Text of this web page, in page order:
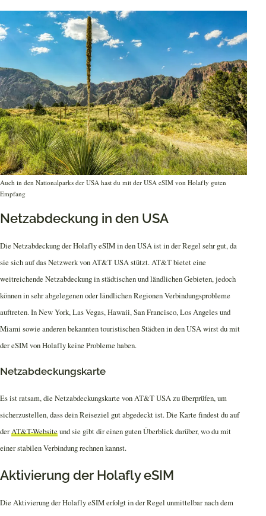
Auch in den Nationalparks der USA hast du mit der USA eSIM von Holafly guten
Empfang
Netzabdeckung in den USA
Die Netzabdeckung der Holafly eSIM in den USA ist in der Regel sehr gut, da
sie sich auf das Netzwerk von AT&T USA stützt. AT&T bietet eine
weitreichende Netzabdeckung in städtischen und ländlichen Gebieten, jedoch
können in sehr abgelegenen oder ländlichen Regionen Verbindungsprobleme
auftreten. In New York, Las Vegas, Hawaii, San Francisco, Los Angeles und
Miami sowie anderen bekannten touristischen Städten in den USA wirst du mit
der eSIM von Holafly keine Probleme haben.
Netzabdeckungskarte
Es ist ratsam, die Netzabdeckungskarte von AT&T USA zu überprüfen, um
sicherzustellen, dass dein Reiseziel gut abgedeckt ist. Die Karte findest du auf
derAT&T-Websiteund sie gibt dir einen guten Überblick darüber, wo du mit
einer stabilen Verbindung rechnen kannst.
Aktivierung der Holafly eSIM
Die Aktivierung der Holafly eSIM erfolgt in der Regel unmittelbar nach dem